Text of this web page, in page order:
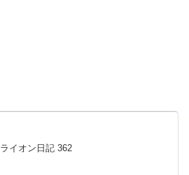
ライオン日記 362